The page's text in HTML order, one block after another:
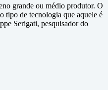
grande ou médio produtor. O
tipo de tecnologia que aquele é
Serigati, pesquisador do